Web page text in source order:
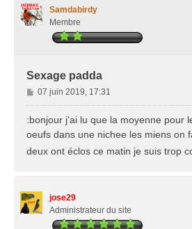
Samdabirdy
Membre
Sexage padda
M
e
s
g
07 juin 2019, 17:31
:bonjour j'ai lu que la moyenne pour
oeufs dans une nichee les miens on
deux ont éclos ce matin je suis trop
jose29
Administrateur du site